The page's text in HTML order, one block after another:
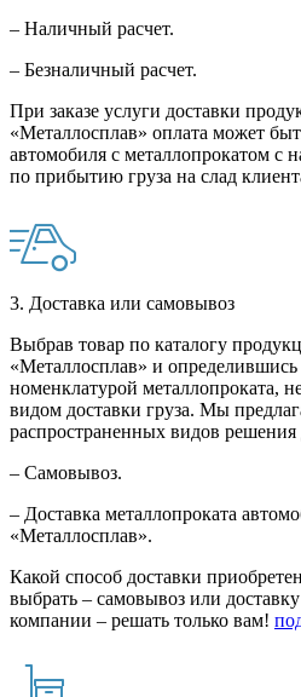
– Наличный расчет.
– Безналичный расчет.
При заказе услуги доставки
«Металлосплав» оплата может
автомобиля с металлопрокатом с
по прибытию груза на слад
3. Доставка или самовывоз
Выбрав товар по каталогу
«Металлосплав» и определившись
номенклатурой металлопроката,
видом доставки груза. Мы
распространенных видов решения
– Самовывоз.
– Доставка металлопроката
«Металлосплав».
Какой способ доставки
выбрать – самовывоз или
компании – решать только вам!